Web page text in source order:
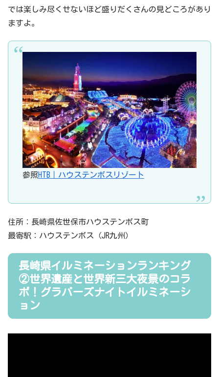
では楽しみ尽くせないほど盛りだくさんの見どころがあり
ますよ。
参照HTB｜ハウステンボスリゾート
住所：長崎県佐世保市ハウステンボス町
最寄駅：ハウステンボス（JR九州）
長崎県イルミネーションランキング
②世界遺産と世界新三大夜景のコラ
ボ！グラバーズナイトイルミネーシ
ョン